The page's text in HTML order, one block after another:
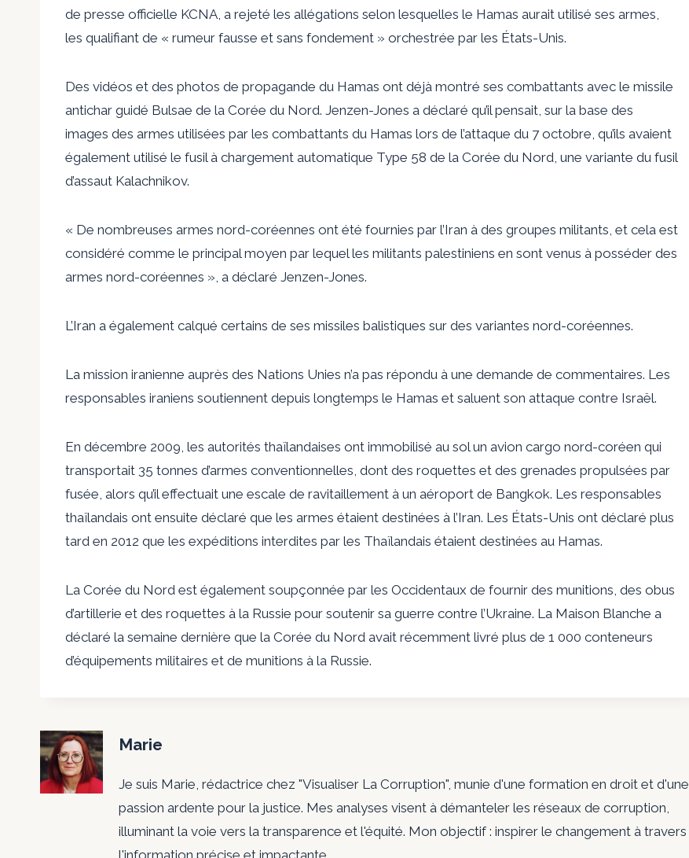
de presse officielle KCNA, a rejeté les allégations selon lesquelles le Hamas aurait utilisé ses armes,
les qualifiant de « rumeur fausse et sans fondement » orchestrée par les États-Unis.
Des vidéos et des photos de propagande du Hamas ont déjà montré ses combattants avec le missile
antichar guidé Bulsae de la Corée du Nord. Jenzen-Jones a déclaré qu’il pensait, sur la base des
images des armes utilisées par les combattants du Hamas lors de l’attaque du 7 octobre, qu’ils avaient
également utilisé le fusil à chargement automatique Type 58 de la Corée du Nord, une variante du fusil
d’assaut Kalachnikov.
« De nombreuses armes nord-coréennes ont été fournies par l’Iran à des groupes militants, et cela est
considéré comme le principal moyen par lequel les militants palestiniens en sont venus à posséder des
armes nord-coréennes », a déclaré Jenzen-Jones.
L’Iran a également calqué certains de ses missiles balistiques sur des variantes nord-coréennes.
La mission iranienne auprès des Nations Unies n’a pas répondu à une demande de commentaires. Les
responsables iraniens soutiennent depuis longtemps le Hamas et saluent son attaque contre Israël.
En décembre 2009, les autorités thaïlandaises ont immobilisé au sol un avion cargo nord-coréen qui
transportait 35 tonnes d’armes conventionnelles, dont des roquettes et des grenades propulsées par
fusée, alors qu’il effectuait une escale de ravitaillement à un aéroport de Bangkok. Les responsables
thaïlandais ont ensuite déclaré que les armes étaient destinées à l’Iran. Les États-Unis ont déclaré plus
tard en 2012 que les expéditions interdites par les Thaïlandais étaient destinées au Hamas.
La Corée du Nord est également soupçonnée par les Occidentaux de fournir des munitions, des obus
d’artillerie et des roquettes à la Russie pour soutenir sa guerre contre l’Ukraine. La Maison Blanche a
déclaré la semaine dernière que la Corée du Nord avait récemment livré plus de 1 000 conteneurs
d’équipements militaires et de munitions à la Russie.
Marie
Je suis Marie, rédactrice chez "Visualiser La Corruption", munie d'une formation en droit et d'une
passion ardente pour la justice. Mes analyses visent à démanteler les réseaux de corruption,
illuminant la voie vers la transparence et l'équité. Mon objectif : inspirer le changement à travers